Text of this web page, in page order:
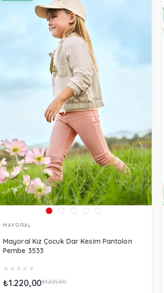
MAYORAL
Mayoral Kız Çocuk Dar Kesim Pantolon
Pembe 3533
★ ★ ★ ★ ★
₺1.220,00₺1.221,00